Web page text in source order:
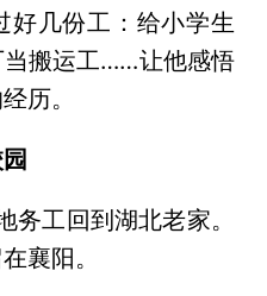
好几份工：给小学生
当搬运工……让他感悟
历。
工回到湖北老家。
襄阳。